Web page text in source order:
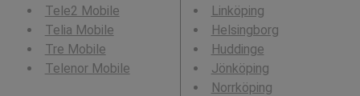
Tele2 Mobile
Telia Mobile
Tre Mobile
Telenor Mobile
Linköping
Helsingborg
Huddinge
Jönköping
Norrköping